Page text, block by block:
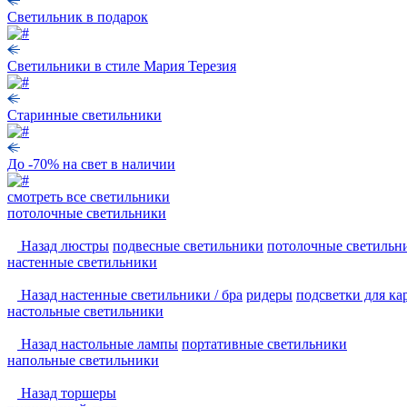
Светильник в подарок
Светильники в стиле Мария Терезия
Старинные светильники
До -70% на свет в наличии
смотреть все светильники
потолочные светильники
Назад люстры подвесные светильники потолочные
настенные светильники
Назад настенные светильники / бра ридеры подсветки для
настольные светильники
Назад настольные лампы портативные светильники
напольные светильники
Назад торшеры